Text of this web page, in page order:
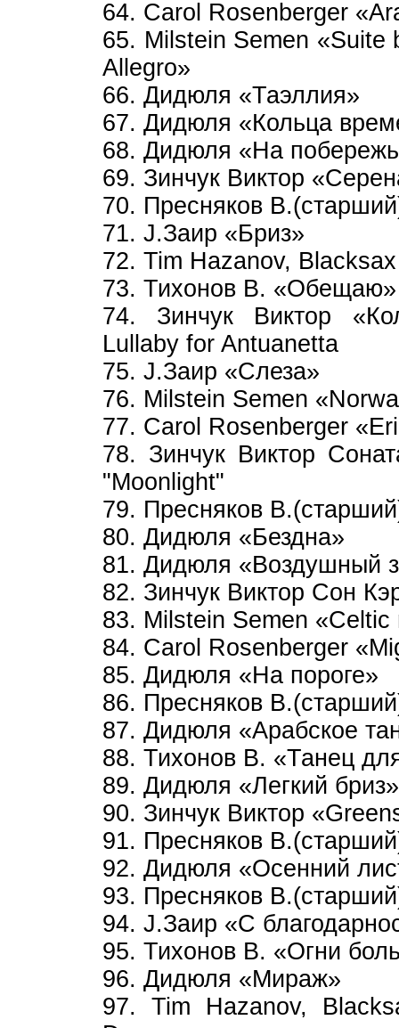
64. Carol Rosenberger
65. Milstein Semen «Suite
Allegro»
66. Дидюля «Таэллия»
67. Дидюля «Кольца
68. Дидюля «На
69. Зинчук Виктор
70. Пресняков
71. J.Заир «Бриз»
72. Tim Hazanov,
73. Тихонов В. «Обещаю»
74. Зинчук Виктор
Lullaby for Antuanetta
75. J.Заир «Слеза»
76. Milstein Semen
77. Carol Rosenberger
78. Зинчук Виктор
"Moonlight"
79. Пресняков
80. Дидюля «Бездна»
81. Дидюля «Воздушный
82. Зинчук Виктор Сон
83. Milstein Semen «Celtic
84. Carol Rosenberger
85. Дидюля «На пороге»
86. Пресняков
87. Дидюля «Арабское
88. Тихонов В. «Танец
89. Дидюля «Легкий бриз»
90. Зинчук Виктор
91. Пресняков
92. Дидюля «Осенний
93. Пресняков
94. J.Заир «С
95. Тихонов В. «Огни
96. Дидюля «Мираж»
97. Tim Hazanov,